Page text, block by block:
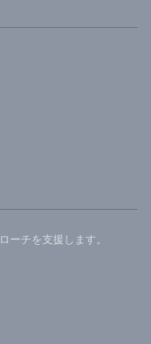
ーチを支援します。